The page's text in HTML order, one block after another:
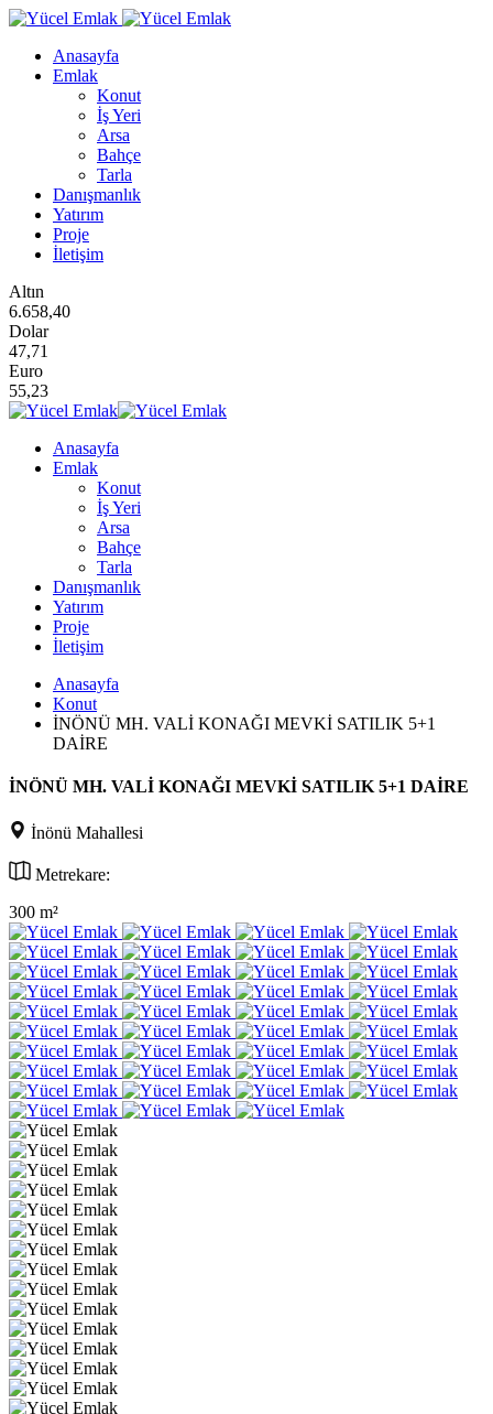
Anasayfa
Emlak
Konut
İş Yeri
Arsa
Bahçe
Tarla
Danışmanlık
Yatırım
Proje
İletişim
Altın
6.658,40
Dolar
47,71
Euro
55,23
Anasayfa
Emlak
Konut
İş Yeri
Arsa
Bahçe
Tarla
Danışmanlık
Yatırım
Proje
İletişim
Anasayfa
Konut
İNÖNÜ MH. VALİ KONAĞI MEVKİ SATILIK 5+1
DAİRE
İNÖNÜ MH. VALİ KONAĞI MEVKİ SATILIK 5+1 DAİRE
İnönü Mahallesi
Metrekare:
300 m²